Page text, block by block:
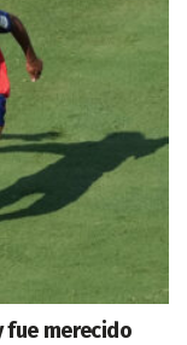
fue merecido